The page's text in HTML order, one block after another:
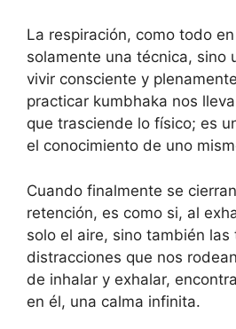
La respiración, como todo
solamente una técnica, sino
vivir consciente y
practicar kumbhaka nos
que trasciende lo físico; es
el conocimiento de uno
Cuando finalmente se
retención, es como si, al
solo el aire, sino también las
distracciones que nos
de inhalar y exhalar,
en él, una calma infinita.